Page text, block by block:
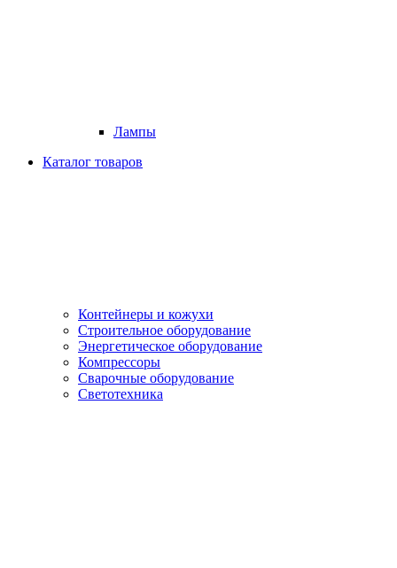
Лампы
Каталог товаров
Контейнеры и кожухи
Строительное оборудование
Энергетическое оборудование
Компрессоры
Сварочные оборудование
Светотехника